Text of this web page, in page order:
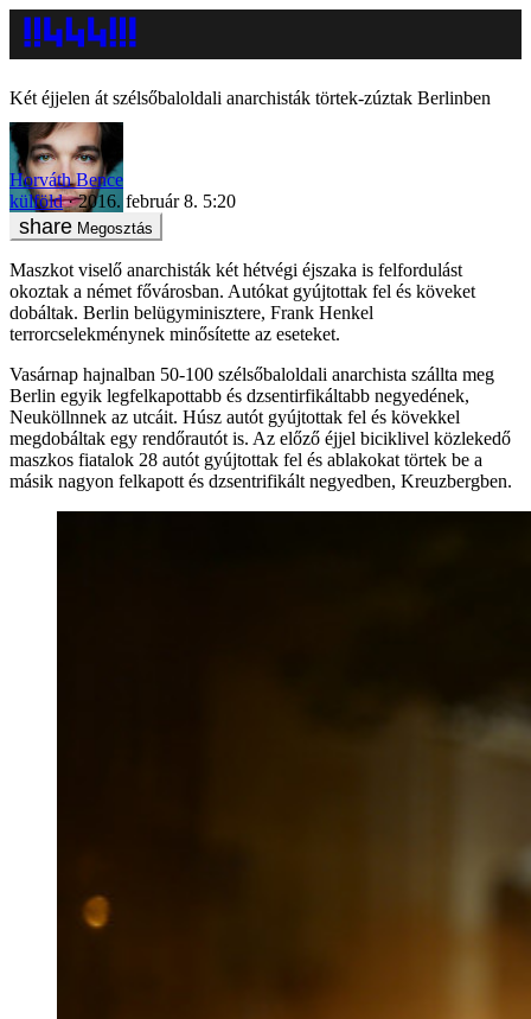
Két éjjelen át szélsőbaloldali anarchisták törtek-zúztak Berlinben
Horváth Bence
külföld
2016. február 8. 5:20
Megosztás
Maszkot viselő anarchisták két hétvégi éjszaka is felfordulást
okoztak a német fővárosban. Autókat gyújtottak fel és köveket
dobáltak. Berlin belügyminisztere, Frank Henkel
terrorcselekménynek minősítette az eseteket.
Vasárnap hajnalban 50-100 szélsőbaloldali anarchista szállta meg
Berlin egyik legfelkapottabb és dzsentirfikáltabb negyedének,
Neuköllnnek az utcáit. Húsz autót gyújtottak fel és kövekkel
megdobáltak egy rendőrautót is. Az előző éjjel biciklivel közlekedő
maszkos fiatalok 28 autót gyújtottak fel és ablakokat törtek be a
másik nagyon felkapott és dzsentrifikált negyedben, Kreuzbergben.